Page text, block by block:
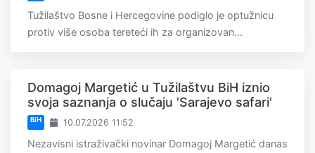
Tužilaštvo Bosne i Hercegovine podiglo je optužnicu
protiv više osoba tereteći ih za organizovan...
Domagoj Margetić u Tužilaštvu BiH iznio
svoja saznanja o slučaju 'Sarajevo safari'
BiH 10.07.2026 11:52
Nezavisni istraživački novinar Domagoj Margetić danas